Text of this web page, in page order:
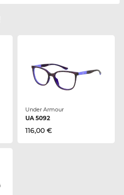
Under Armour
UA 5092
116,00 €